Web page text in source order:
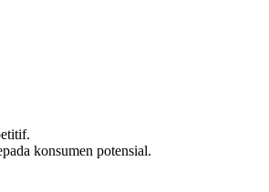
konsumen potensial.